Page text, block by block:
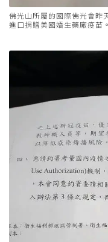
佛光山所屬的國際佛光會昨
進口捐贈美國嬌生藥廠疫苗